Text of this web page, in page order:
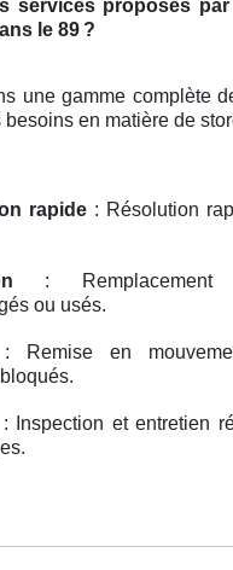
services proposés
le 89 ?
une gamme complète
besoins en matière de
rapide : Résolution
: Remplacement
ou usés.
Remise en
: Inspection et entretien